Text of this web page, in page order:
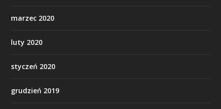
marzec 2020
luty 2020
styczeń 2020
grudzień 2019